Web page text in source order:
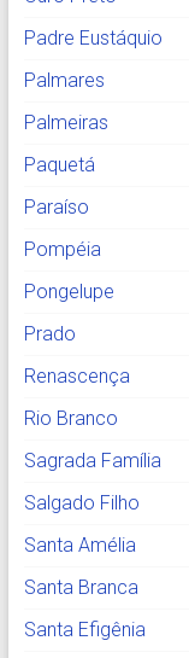
Padre Eustáquio
Palmares
Palmeiras
Paquetá
Paraíso
Pompéia
Pongelupe
Prado
Renascença
Rio Branco
Sagrada Família
Salgado Filho
Santa Amélia
Santa Branca
Santa Efigênia